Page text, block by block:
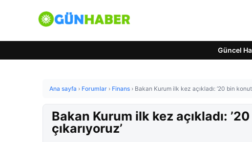
Güncel
Ana sayfa › Forumlar › Finans › Bakan Kurum ilk kez açıkladı: ’20 bin
Bakan Kurum ilk kez açıkladı:
çıkarıyoruz’